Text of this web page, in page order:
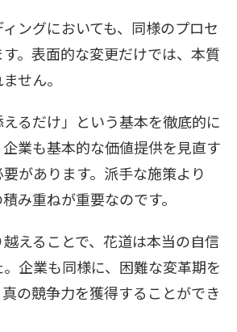
ングにおいても、同様のプロセ
。表面的な変更だけでは、本質
せん。
るだけ」という基本を徹底的に
業も基本的な価値提供を見直す
があります。派手な施策より
み重ねが重要なのです。
えることで、花道は本当の自信
企業も同様に、困難な変革期を
の競争力を獲得することができ